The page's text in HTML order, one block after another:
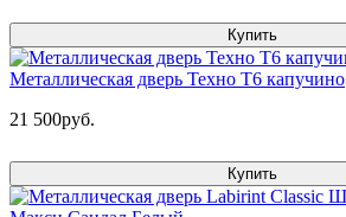
Купить
Металлическая дверь Техно Т6 капучино
21 500руб.
Купить